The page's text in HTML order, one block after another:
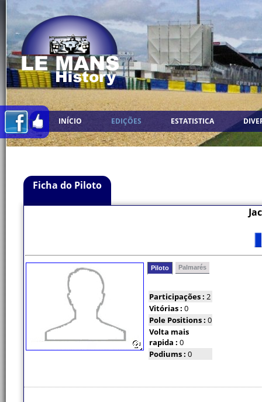
INÍCIO EDIÇÕES ESTATISTICA
Ficha do Piloto
Piloto Palmarés
Participações : 2
Vitórias : 0
Pole Positions : 0
Volta mais
rapida : 0
Podiums : 0